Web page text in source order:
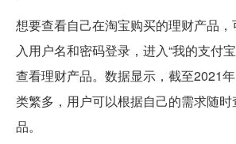
想要查看自己在淘宝购买的理财产品
入用户名和密码登录，进入“我的支付
查看理财产品。数据显示，截至2021
类繁多，用户可以根据自己的需求随
品。